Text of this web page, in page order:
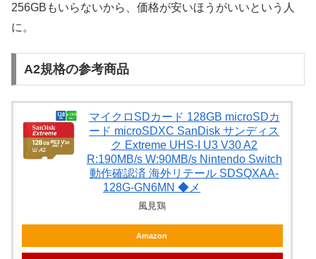
256GBもいらないから、価格が安いほうがいいという人
に。
A2規格の参考商品
マイクロSDカード 128GB microSDカ
ード microSDXC SanDisk サンディス
ク Extreme UHS-I U3 V30 A2
R:190MB/s W:90MB/s Nintendo Switch
動作確認済 海外リテール SDSQXAA-
128G-GN6MN ◆メ
風見鶏
Amazon